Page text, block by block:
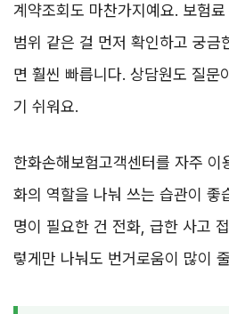
계약조회도 마찬가지예요. 보험
범위 같은 걸 먼저 확인하고 궁금
면 훨씬 빠릅니다. 상담원도 질문
기 쉬워요.
한화손해보험고객센터를 자주 이
화의 역할을 나눠 쓰는 습관이 좋
명이 필요한 건 전화, 급한 사고
렇게만 나눠도 번거로움이 많이